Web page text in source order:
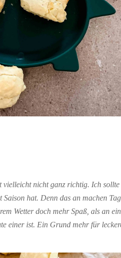
nicht ganz richtig. Ich sollte
hat. Denn das an machen
Wetter doch mehr Spaß, als an
einer ist. Ein Grund mehr für